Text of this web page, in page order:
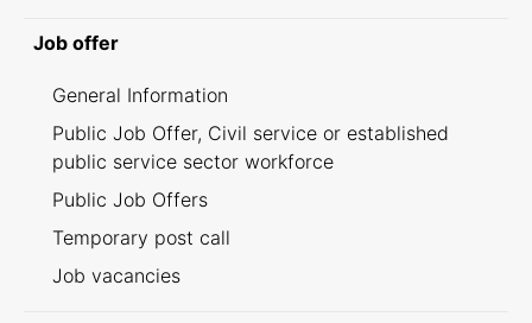
Job offer
General Information
Public Job Offer, Civil service or established
public service sector workforce
Public Job Offers
Temporary post call
Job vacancies